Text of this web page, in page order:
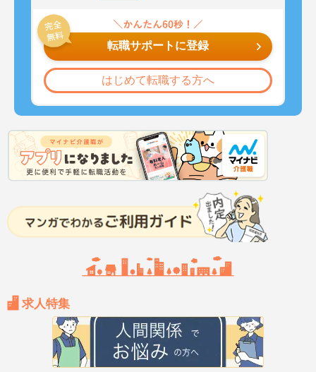
転職サポートに登録
はじめて転職する方へ
求人特集